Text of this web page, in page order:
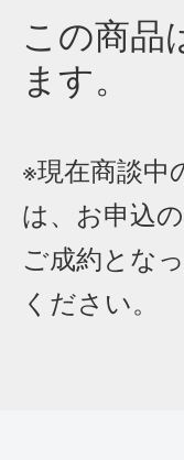
この商品
ます。
※現在商談中
は、お申込
ご成約とな
ください。